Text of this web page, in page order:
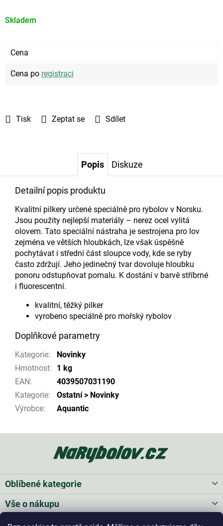
Skladem
Tisk Zeptat se Sdílet
Cena
Cena po registraci
Popis Diskuze
Detailní popis produktu
Kvalitní pilkery určené speciálně pro rybolov v Norsku.
Jsou použity nejlepší materiály – nerez ocel vylitá
olovem. Tato speciální nástraha je sestrojena pro lov
zejména ve větších hloubkách, lze však úspěšně
pochytávat i střední část sloupce vody, kde se ryby
často zdržují. Jeho jedinečný tvar dovoluje hloubku
ponoru odstupňovat pomalu. K dostání v barvě stříbrné
i fluorescentní.
kvalitní, těžký pilker
vyrobeno speciálně pro mořský rybolov
Doplňkové parametry
Kategorie:
Novinky
Hmotnost:
1 kg
EAN:
4039507031190
Kategorie:
Ostatní > Novinky
Výrobce: Aquantic
Oblíbené kategorie
Vše o nákupu